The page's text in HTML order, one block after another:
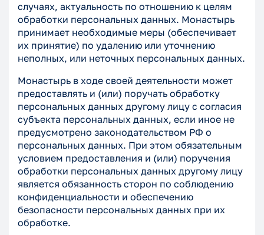
случаях, актуальность по отношению к целям
обработки персональных данных. Монастырь
принимает необходимые меры (обеспечивает
их принятие) по удалению или уточнению
неполных, или неточных персональных данных.
Монастырь в ходе своей деятельности может
предоставлять и (или) поручать обработку
персональных данных другому лицу с согласия
субъекта персональных данных, если иное не
предусмотрено законодательством РФ о
персональных данных. При этом обязательным
условием предоставления и (или) поручения
обработки персональных данных другому лицу
является обязанность сторон по соблюдению
конфиденциальности и обеспечению
безопасности персональных данных при их
обработке.